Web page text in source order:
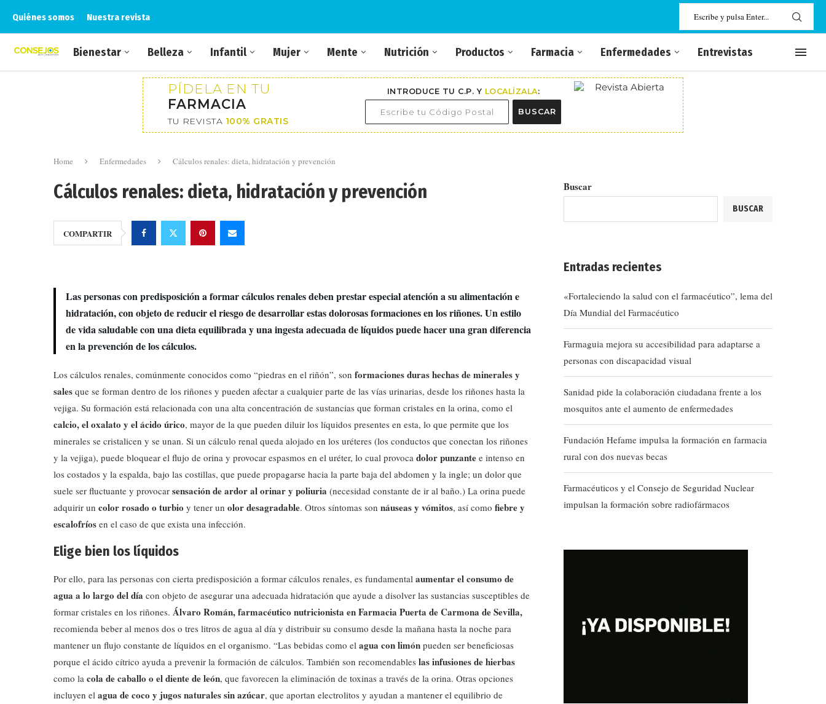
Quiénes somos Nuestra revista
Bienestar Belleza Infantil Mujer Mente Nutrición Productos Farmacia Enfermedades Entrevistas
PÍDELA EN TU
FARMACIA
TU REVISTA 100% GRATIS
INTRODUCE TU C.P. Y LOCALÍZALA:
BUSCAR
Home Enfermedades Cálculos renales: dieta, hidratación y prevención
Cálculos renales: dieta, hidratación y prevención
COMPARTIR
Las personas con predisposición a formar cálculos renales deben prestar especial atención a su alimentación e
hidratación, con objeto de reducir el riesgo de desarrollar estas dolorosas formaciones en los riñones. Un estilo
de vida saludable con una dieta equilibrada y una ingesta adecuada de líquidos puede hacer una gran diferencia
en la prevención de los cálculos.
Los cálculos renales, comúnmente conocidos como “piedras en el riñón”, son formaciones duras hechas deminerales y
sales que se forman dentro de los riñones y pueden afectar a cualquier parte de las vías urinarias, desde los riñones hasta la
vejiga. Su formación está relacionada con una alta concentración de sustancias que forman cristales en la orina, como el
calcio, el oxalato y el ácido úrico, mayor de la que pueden diluir los líquidos presentes en esta, lo que permite que los
minerales se cristalicen y se unan. Si un cálculo renal queda alojado en los uréteres (los conductos que conectan los riñones
y la vejiga), puede bloquear el flujo de orina y provocar espasmos en el uréter, lo cual provoca dolor punzante e intenso en
los costados y la espalda, bajo las costillas, que puede propagarse hacia la parte baja del abdomen y la ingle; un dolor que
suele ser fluctuante y provocar sensación de ardor al orinar y poliuria (necesidad constante de ir al baño.) La orina puede
adquirir un color rosado o turbio y tener un olor desagradable. Otros síntomas son náuseas y vómitos, así como fiebre y
escalofríos en el caso de que exista una infección.
Elige bien los líquidos
Por ello, para las personas con cierta predisposición a formar cálculos renales, es fundamental aumentar el consumo de
agua a lo largo del día con objeto de asegurar una adecuada hidratación que ayude a disolver las sustancias susceptibles de
formar cristales en los riñones. Álvaro Román, farmacéutico nutricionista en Farmacia Puerta de Carmona de Sevilla,
recomienda beber al menos dos o tres litros de agua al día y distribuir su consumo desde la mañana hasta la noche para
mantener un flujo constante de líquidos en el organismo. “Las bebidas como el agua con limón pueden ser beneficiosas
porque el ácido cítrico ayuda a prevenir la formación de cálculos. También son recomendables las infusiones de hierbas
como la cola de caballo o el diente de león, que favorecen la eliminación de toxinas a través de la orina. Otras opciones
incluyen el agua de coco y jugos naturales sin azúcar, que aportan electrolitos y ayudan a mantener el equilibrio de
Buscar
BUSCAR
Entradas recientes
«Fortaleciendo la salud con el farmacéutico”, lema del
Día Mundial del Farmacéutico
Farmaguia mejora su accesibilidad para adaptarse a
personas con discapacidad visual
Sanidad pide la colaboración ciudadana frente a los
mosquitos ante el aumento de enfermedades
Fundación Hefame impulsa la formación en farmacia
rural con dos nuevas becas
Farmacéuticos y el Consejo de Seguridad Nuclear
impulsan la formación sobre radiofármacos